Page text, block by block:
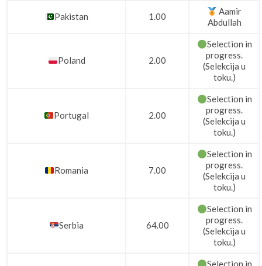
Pakistan 1.00
Aamir
Abdullah
Poland 2.00
Selection in
progress.
(Selekcija u
toku.)
Portugal 2.00
Selection in
progress.
(Selekcija u
toku.)
Romania 7.00
Selection in
progress.
(Selekcija u
toku.)
Serbia 64.00
Selection in
progress.
(Selekcija u
toku.)
Selection in